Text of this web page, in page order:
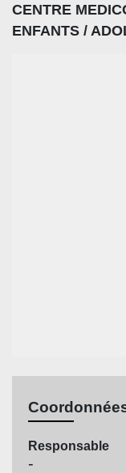
CENTRE
ENFANTS /
Responsable
-